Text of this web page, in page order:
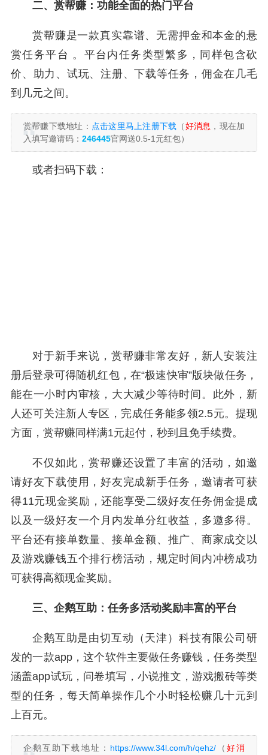
二、赏帮赚：功能全面的热门平台
赏帮赚是一款真实靠谱、无需押金和本金的悬
赏任务平台 。平台内任务类型繁多，同样包含砍
价、助力、试玩、注册、下载等任务，佣金在几毛
到几元之间。
赏帮赚下载地址： 点击这里马上注册下载 （好消息 ，现在加
入填写邀请码： 246445官网送0.5-1元红包）
或者扫码下载：
对于新手来说，赏帮赚非常友好，新人安装注
册后登录可得随机红包，在“极速快审”版块做任务，
能在一小时内审核，大大减少等待时间。此外，新
人还可关注新人专区，完成任务能多领2.5元。提现
方面，赏帮赚同样满1元起付，秒到且免手续费。
不仅如此，赏帮赚还设置了丰富的活动，如邀
请好友下载使用，好友完成新手任务，邀请者可获
得11元现金奖励，还能享受二级好友任务佣金提成
以及一级好友一个月内发单分红收益，多邀多得。
平台还有接单数量、接单金额、推广、商家成交以
及游戏赚钱五个排行榜活动，规定时间内冲榜成功
可获得高额现金奖励。
三、企鹅互助：任务多活动奖励丰富的平台
企鹅互助是由切互动（天津）科技有限公司研
发的一款app，这个软件主要做任务赚钱，任务类型
涵盖app试玩，问卷填写，小说推文，游戏搬砖等类
型的任务，每天简单操作几个小时轻松赚几十元到
上百元。
企鹅互助下载地址： https://www.34l.com/h/qehz/（ 好消